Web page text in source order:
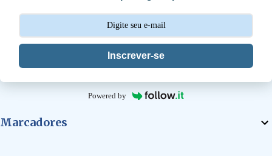
s
Inscrever-se
Powered by
Marcadores